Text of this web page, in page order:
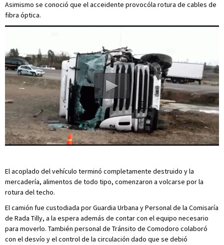
Asimismo se conoció que el acceidente provocóla rotura de cables de
fibra óptica.
El acoplado del vehículo terminó completamente destruido y la
mercadería, alimentos de todo tipo, comenzaron a volcarse por la
rotura del techo.
El camión fue custodiada por Guardia Urbana y Personal de la Comisaría
de Rada Tilly, a la espera además de contar con el equipo necesario
para moverlo. También personal de Tránsito de Comodoro colaboró
con el desvío y el control de la circulación dado que se debió